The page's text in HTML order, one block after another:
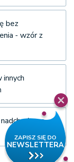
bez
- wzór z
innych